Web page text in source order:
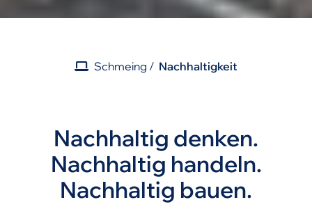
Schmeing Nachhaltigkeit
Nachhaltig denken.
Nachhaltig handeln.
Nachhaltig bauen.